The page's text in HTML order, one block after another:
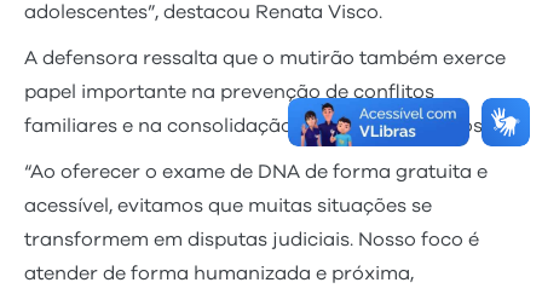
adolescentes”, destacou Renata Visco.
A defensora ressalta que o mutirão também exerce
papel importante na prevenção de conflitos
familiares e na consolidação de vínculos afetivos.
“Ao oferecer o exame de DNA de forma gratuita e
acessível, evitamos que muitas situações se
transformem em disputas judiciais. Nosso foco é
atender de forma humanizada e próxima,